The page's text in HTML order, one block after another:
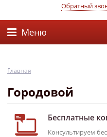
Обратный
Меню
Главная
Городовой
Бесплатные
Консультируем